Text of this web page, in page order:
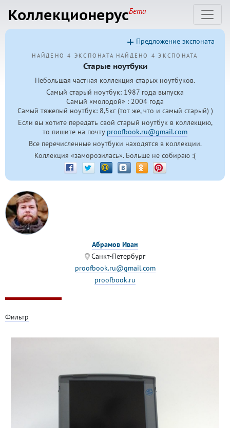
КоллекционерусБета
НАЙДЕНО 4 ЭКСПОНАТА НАЙДЕНО 4 ЭКСПОНАТА
Старые ноутбуки
Небольшая частная коллекция старых ноутбуков.
Самый старый ноутбук: 1987 года выпуска
Самый «молодой» : 2004 года
Самый тяжелый ноутбук: 8,5кг (тот же, что и самый старый) )
Если вы хотите передать свой старый ноутбук в коллекцию,
то пишите на почту proofbook.ru@gmail.com
Все перечисленные ноутбуки находятся в коллекции.
Коллекция «заморозилась». Больше не собираю :(
Предложение экспоната
Абрамов Иван
Санкт-Петербург
proofbook.ru@gmail.com
proofbook.ru
Фильтр